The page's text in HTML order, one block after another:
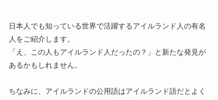
日本人でも知っている世界で活躍するアイルランド人の有名
人をご紹介します。
「え、この人もアイルランド人だったの？」と新たな発見が
あるかもしれません。
ちなみに、アイルランドの公用語はアイルランド語だとよく